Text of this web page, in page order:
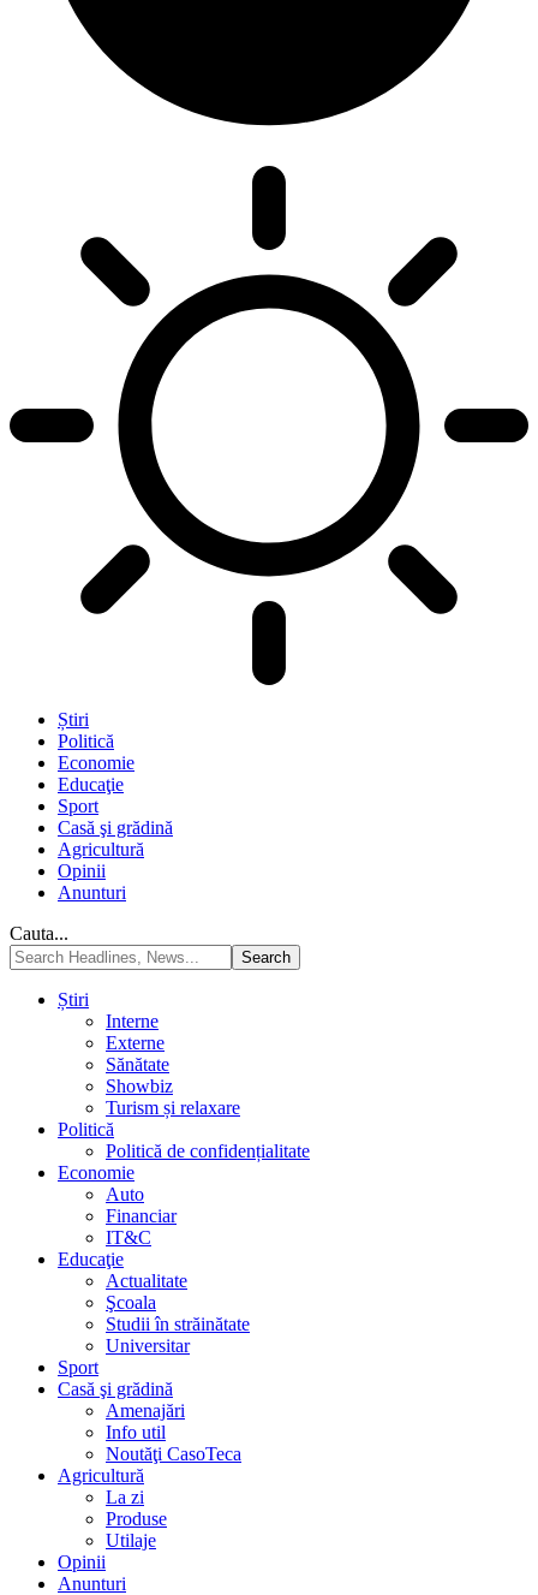
Știri
Politică
Economie
Educaţie
Sport
Casă şi grădină
Agricultură
Opinii
Anunturi
Cauta...
Știri
Interne
Externe
Sănătate
Showbiz
Turism și relaxare
Politică
Politică de confidențialitate
Economie
Auto
Financiar
IT&C
Educaţie
Actualitate
Şcoala
Studii în străinătate
Universitar
Sport
Casă şi grădină
Amenajări
Info util
Noutăţi CasoTeca
Agricultură
La zi
Produse
Utilaje
Opinii
Anunturi